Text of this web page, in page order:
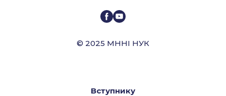
© 2025 МННІ НУК
Вступнику